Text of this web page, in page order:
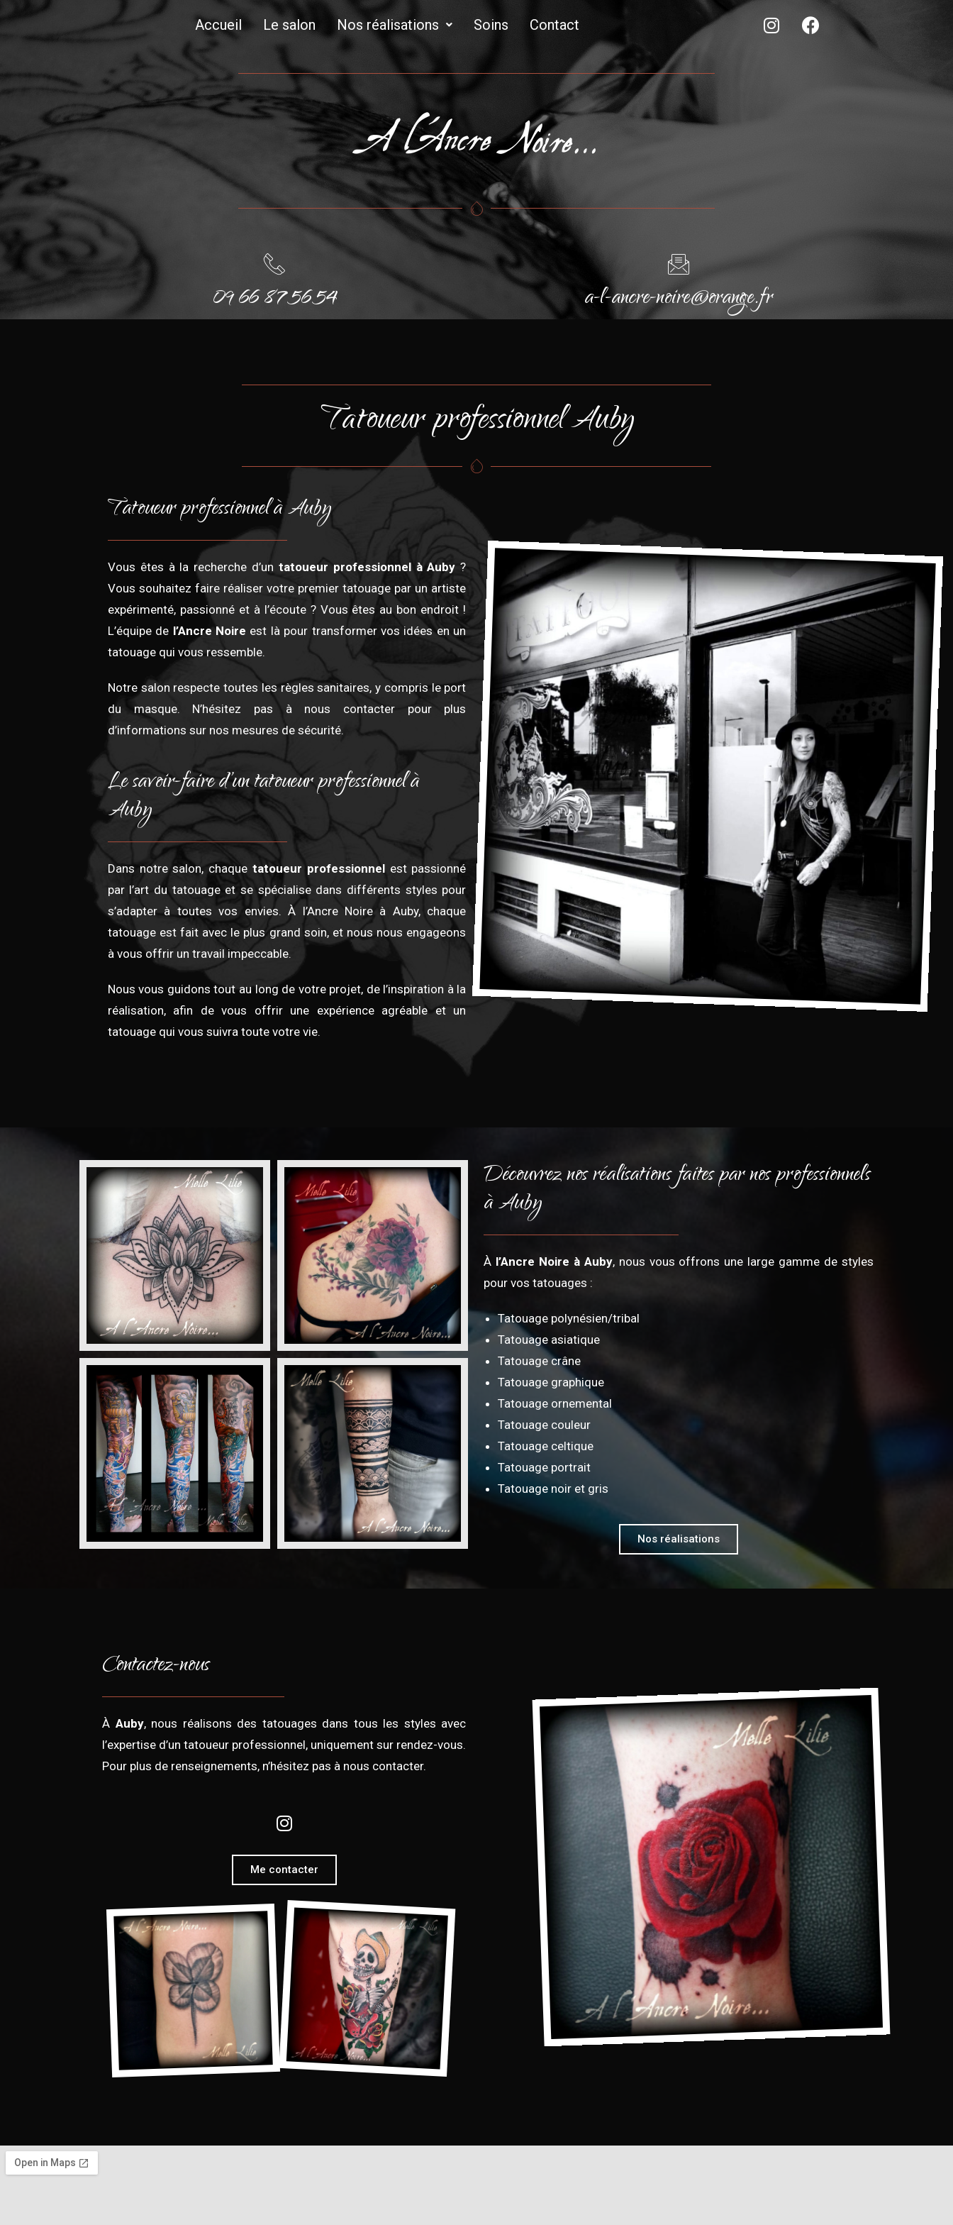
Accueil Le salon Nos réalisations Soins Contact
09 66 87 56 54 a-l-ancre-noire@orange.fr
Tatoueur professionnel Auby
Tatoueur professionnel à Auby
Vous êtes à la recherche d’un tatoueur professionnel à Auby ?
Vous souhaitez faire réaliser votre premier tatouage par un artiste
expérimenté, passionné et à l’écoute ? Vous êtes au bon endroit !
L’équipe de l’Ancre Noire est là pour transformer vos idées en un
tatouage qui vous ressemble.
Notre salon respecte toutes les règles sanitaires, y compris le port
du masque. N’hésitez pas à nous contacter pour plus
d’informations sur nos mesures de sécurité.
Le savoir-faire d’un tatoueur professionnel à
Auby
Dans notre salon, chaque tatoueur professionnelest passionné
par l’art du tatouage et se spécialise dans différents styles pour
s’adapter à toutes vos envies. À l’Ancre Noire à Auby, chaque
tatouage est fait avec le plus grand soin, et nous nous engageons
à vous offrir un travail impeccable.
Nous vous guidons tout au long de votre projet, de l’inspiration à la
réalisation, afin de vous offrir une expérience agréable et un
tatouage qui vous suivra toute votre vie.
Découvrez nos réalisations faites par nos professionnels
à Auby
À l’Ancre Noire à Auby, nous vous offrons une large gamme de styles
pour vos tatouages :
Tatouage polynésien/tribal
Tatouage asiatique
Tatouage crâne
Tatouage graphique
Tatouage ornemental
Tatouage couleur
Tatouage celtique
Tatouage portrait
Tatouage noir et gris
Nos réalisations
Contactez-nous
À Auby, nous réalisons des tatouages dans tous les styles avec
l’expertise d’un tatoueur professionnel, uniquement sur rendez-vous.
Pour plus de renseignements, n’hésitez pas à nous contacter.
Me contacter